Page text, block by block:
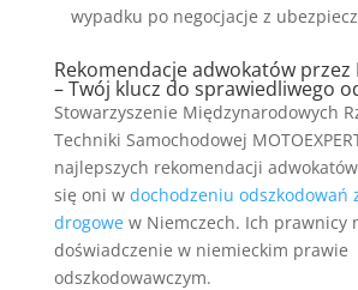
wypadku po negocjacje z
Rekomendacje adwokatów przez
– Twój klucz do sprawiedliwego
Stowarzyszenie Międzynarodowych
Techniki Samochodowej
najlepszych rekomendacji
się oni w dochodzeniu odszkodowań
drogowew Niemczech. Ich prawnicy
doświadczenie w niemieckim prawie
odszkodowawczym.